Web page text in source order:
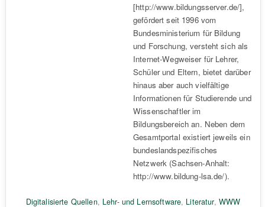
[http://www.bildungsserver.de/],
gefördert seit 1996 vom
Bundesministerium für Bildung
und Forschung, versteht sich als
Internet-Wegweiser für Lehrer,
Schüler und Eltern, bietet darüber
hinaus aber auch vielfältige
Informationen für Studierende und
Wissenschaftler im
Bildungsbereich an. Neben dem
Gesamtportal existiert jeweils ein
bundeslandspezifisches
Netzwerk (Sachsen-Anhalt:
http://www.bildung-lsa.de/).
Digitalisierte Quellen, Lehr- und Lernsoftware, Literatur, WWW